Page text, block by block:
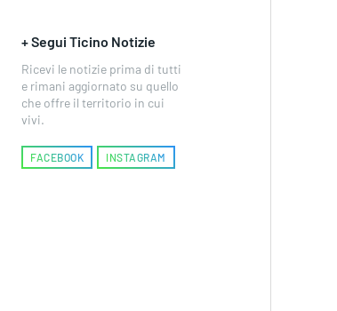
+ Segui Ticino Notizie
Ricevi le notizie prima di tutti
e rimani aggiornato su quello
che offre il territorio in cui
vivi.
FACEBOOK INSTAGRAM